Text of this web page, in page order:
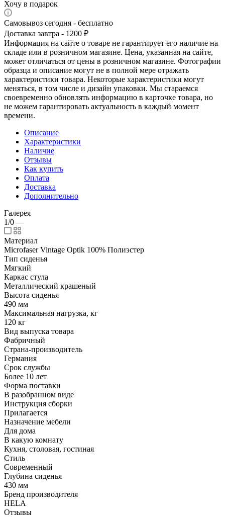
Хочу в подарок
Самовывоз сегодня - бесплатно
Доставка завтра - 1200 ₽
Информация на сайте о товаре не гарантирует его наличие на
складе или в розничном магазине. Цена, указанная на сайте,
может отличаться от цены в розничном магазине. Фотографии
образца и описание могут не в полной мере отражать
характеристики товара. Некоторые характеристики могут
меняться, в том числе и дизайн упаковки. Мы стараемся
своевременно обновлять информацию в карточке товара, но
не можем гарантировать актуальность в каждый момент
времени.
Описание
Характеристики
Наличие
Отзывы
Как купить
Оплата
Доставка
Дополнительно
Галерея
1/0 —
Материал
Microfaser Vintage Optik 100% Полиэстер
Тип сиденья
Мягкий
Каркас стула
Металлический крашеный
Высота сиденья
490 мм
Максимальная нагрузка, кг
120 кг
Вид выпуска товара
Фабричный
Страна-производитель
Германия
Срок службы
Более 10 лет
Форма поставки
В разобранном виде
Инструкция сборки
Прилагается
Назначение мебели
Для дома
В какую комнату
Кухня, столовая, гостиная
Стиль
Современный
Глубина сиденья
430 мм
Бренд производителя
HELA
Отзывы